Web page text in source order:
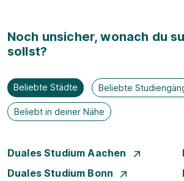
Noch unsicher, wonach du
sollst?
Beliebte Städte Beliebte
Beliebt in deiner Nähe
Duales Studium Aachen
Duales Studium Bonn